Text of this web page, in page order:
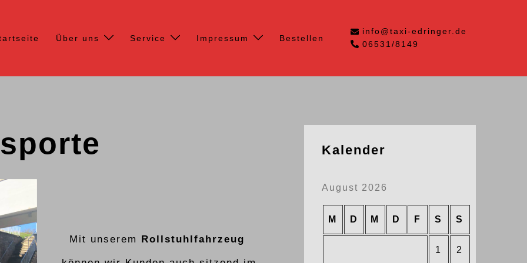
Über uns Service Impressum Bestellen
info@taxi-edringer.de
06531/8149
Mit unserem Rollstuhlfahrzeug
Kalender
August 2026
M D M D F S S
1 2